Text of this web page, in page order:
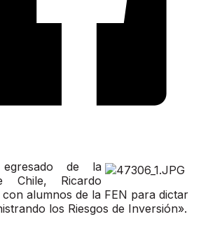
de la
Chile, Ricardo
alumnos de la FEN para dictar
los Riesgos de Inversión».